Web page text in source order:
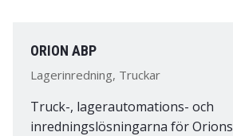
ORION ABP
Lagerinredning, Truckar
Truck-, lagerautomations- och
inredningslösningarna för Orions